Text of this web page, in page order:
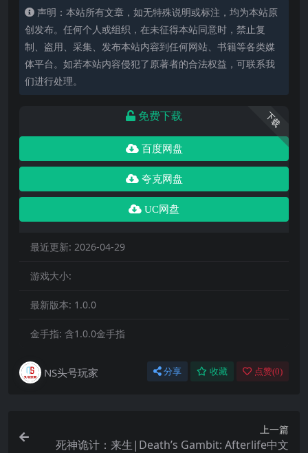
声明：本站所有文章，如无特殊说明或标注，均为本站原
创发布。任何个人或组织，在未征得本站同意时，禁止复
制、盗用、采集、发布本站内容到任何网站、书籍等各类媒
体平台。如若本站内容侵犯了原著者的合法权益，可联系我
们进行处理。
下载
免费下载
百度网盘
夸克网盘
UC网盘
最近更新: 2026-04-29
游戏大小:
最新版本: 1.0.0
金手指: 含1.0.0金手指
NS头号玩家 分享 收藏 点赞(0)
上一篇
死神诡计：来生|Death’s Gambit: Afterlife中文